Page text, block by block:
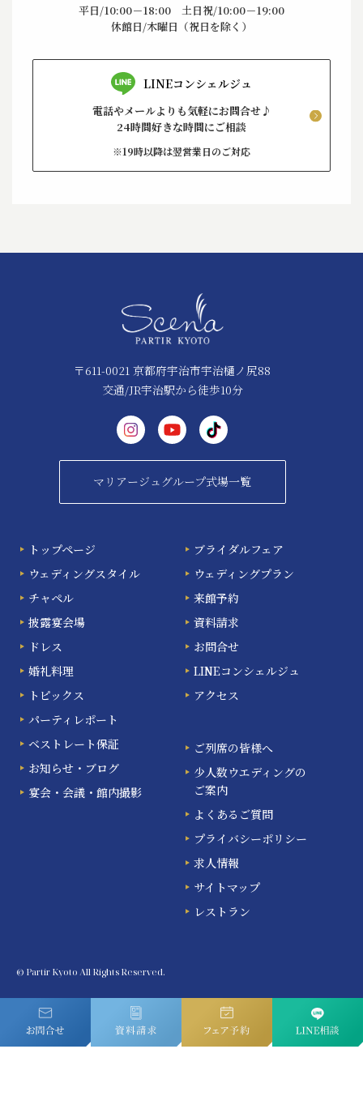
平日/10:00－18:00 土日祝/10:00－19:00
休館日/木曜日（祝日を除く）
LINEコンシェルジュ
電話やメールよりも気軽にお問合せ♪
24時間好きな時間にご相談
※19時以降は翌営業日のご対応
〒611-0021 京都府宇治市宇治樋ノ尻88
交通/JR宇治駅から徒歩10分
マリアージュグループ式場一覧
トップページ
ウェディングスタイル
チャペル
披露宴会場
ドレス
婚礼料理
トピックス
パーティレポート
ベストレート保証
お知らせ・ブログ
宴会・会議・館内撮影
ブライダルフェア
ウェディングプラン
来館予約
資料請求
お問合せ
LINEコンシェルジュ
アクセス
ご列席の皆様へ
少人数ウエディングの
ご案内
よくあるご質問
プライバシーポリシー
求人情報
サイトマップ
レストラン
© Partir Kyoto All Rights Reserved.